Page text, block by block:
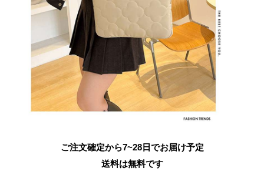
ご注文確定から7~28日でお届け予定
送料は無料です